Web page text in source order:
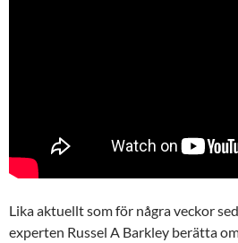
Lika aktuellt som för några veckor
experten Russel A Barkley berätta